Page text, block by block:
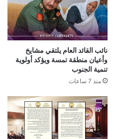
نائب القائد العام يلتقي مشايخ
وأعيان منطقة تمسة ويؤكد أولوية
تنمية الجنوب
منذ 7 ساعات